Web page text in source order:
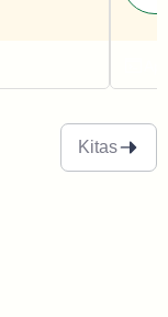
Kitas